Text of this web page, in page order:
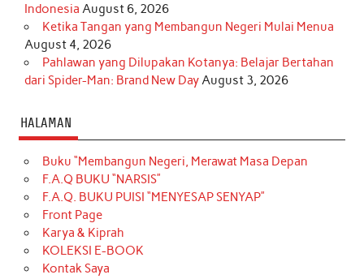
Indonesia August 6, 2026
Ketika Tangan yang Membangun Negeri Mulai Menua
August 4, 2026
Pahlawan yang Dilupakan Kotanya: Belajar Bertahan
dari Spider-Man: Brand New DayAugust 3, 2026
HALAMAN
Buku “Membangun Negeri, Merawat Masa Depan
F.A.Q BUKU “NARSIS”
F.A.Q. BUKU PUISI “MENYESAP SENYAP”
Front Page
Karya & Kiprah
KOLEKSI E-BOOK
Kontak Saya